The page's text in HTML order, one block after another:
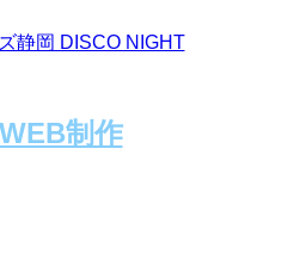
静岡 DISCO NIGHT
制作